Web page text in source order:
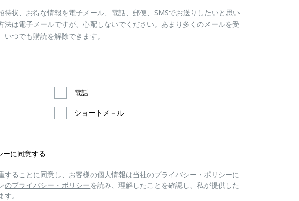
状、お得な情報を電子メール、電話、郵便、SMSでお送りしたいと思い
法は電子メールですが、心配しないでください。あまり多くのメールを受
つでも購読を解除できます。
電話
ショートメ－ル
ーに同意する
ることに同意し、お客様の個人情報は当社のプライバシー・ポリシーに
のプライバシー・ポリシーを読み、理解したことを確認し、私が提供した
。